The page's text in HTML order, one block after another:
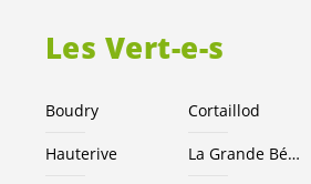
Les Vert-e-s
Boudry Cortaillod
Hauterive La Grande Béroche